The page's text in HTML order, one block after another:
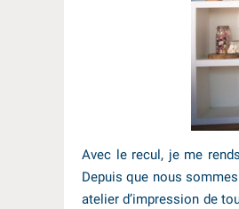
Avec le recul, je me
Depuis que nous
atelier d’impression de